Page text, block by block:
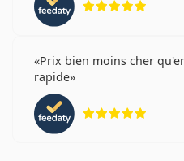
Prix bien moins cher
rapide